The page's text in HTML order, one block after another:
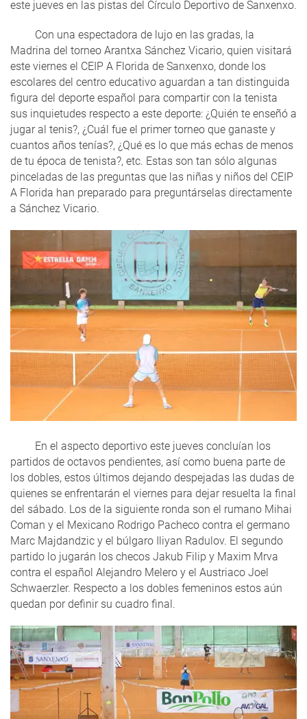
este jueves en las pistas del Círculo Deportivo de Sanxenxo.
Con una espectadora de lujo en las gradas, la
Madrina del torneo Arantxa Sánchez Vicario, quien visitará
este viernes el CEIP A Florida de Sanxenxo, donde los
escolares del centro educativo aguardan a tan distinguida
figura del deporte español para compartir con la tenista
sus inquietudes respecto a este deporte: ¿Quién te enseñó a
jugar al tenis?, ¿Cuál fue el primer torneo que ganaste y
cuantos años tenías?, ¿Qué es lo que más echas de menos
de tu época de tenista?, etc. Estas son tan sólo algunas
pinceladas de las preguntas que las niñas y niños del CEIP
A Florida han preparado para preguntárselas directamente
a Sánchez Vicario.
En el aspecto deportivo este jueves concluían los
partidos de octavos pendientes, así como buena parte de
los dobles, estos últimos dejando despejadas las dudas de
quienes se enfrentarán el viernes para dejar resuelta la final
del sábado. Los de la siguiente ronda son el rumano Mihai
Coman y el Mexicano Rodrigo Pacheco contra el germano
Marc Majdandzic y el búlgaro Iliyan Radulov. El segundo
partido lo jugarán los checos Jakub Filip y Maxim Mrva
contra el español Alejandro Melero y el Austriaco Joel
Schwaerzler. Respecto a los dobles femeninos estos aún
quedan por definir su cuadro final.